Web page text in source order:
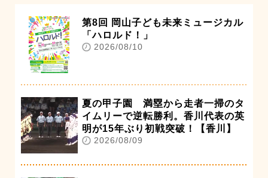
第8回 岡山子ども未来ミュージカル
「ハロルド！」
2026/08/10
夏の甲子園 満塁から走者一掃のタ
イムリーで逆転勝利。香川代表の英
明が15年ぶり初戦突破！【香川】
2026/08/09